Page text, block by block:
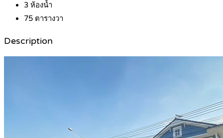
3 ห้องน้ำ
75 ตารางวา
Description